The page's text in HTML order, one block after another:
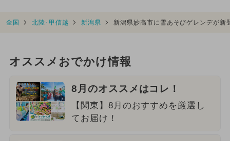
全国 北陸･甲信越 新潟県 新潟県妙高市に雪あそびゲレンデが
オススメおでかけ情報
8月のオススメはコレ！
【関東】8月のおすすめを厳選し
てお届け！